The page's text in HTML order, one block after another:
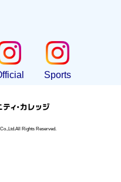
Sports
Rights Reserved.